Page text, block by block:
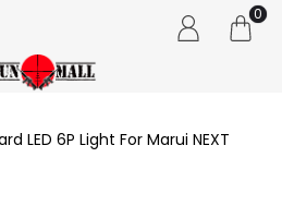
0
LED 6P Light For Marui NEXT